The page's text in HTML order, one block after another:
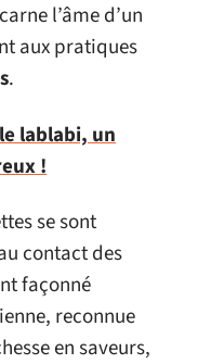
l’âme d’un
aux pratiques
.
lablabi, un
!
se sont
contact des
façonné
reconnue
en saveurs,